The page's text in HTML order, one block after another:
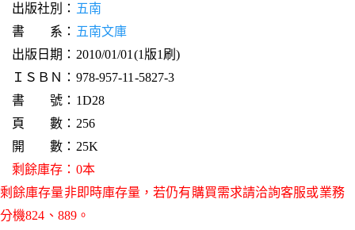
出版社別： 五南
書 系： 五南文庫
出版日期：2010/01/01(1版1刷)
ＩＳＢＮ：978-957-11-5827-3
書 號：1D28
頁 數：256
開 數：25K
剩餘庫存：0本
剩餘庫存量非即時庫存量，若仍有購買需求請洽詢客服或業務
分機824、889。